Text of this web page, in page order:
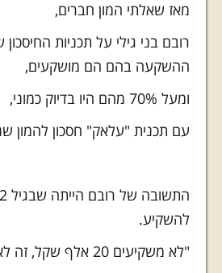
מאז שאלתי המון חברים,
רובם בני גילי על תכניות
ההשקעה בהם הם מושקעים,
ומעל 70% מהם היו בדיוק כמוני,
עם תכנית "עלאק" חסכון להמון
להשקיע.
"לא משקיעים 20 אלף שקל, זה לא ייתן לנו כלום."